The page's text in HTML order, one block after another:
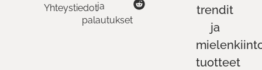
Yhteystiedotja
palautukset
trendit
ja
tuotteet